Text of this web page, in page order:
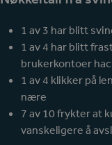
1 av 3 har blitt
1 av 4 har blitt
brukerkontoer
1 av 4 klikker på
nære
7 av 10 frykter at
vanskeligere å